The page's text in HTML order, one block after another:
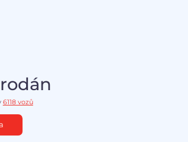
6118 vozů